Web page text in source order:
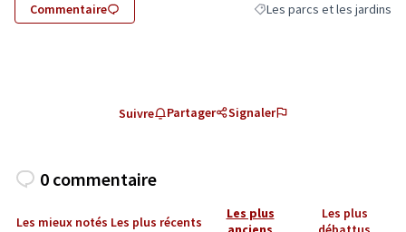
Commentaire Filtrer les résultats de la
Les parcs et les jardins
Suivre Partager Signaler
0 commentaire
Les mieux notés Les plus récents
Les plus
Les plus